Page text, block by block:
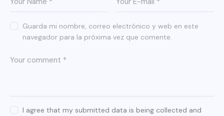
Guarda mi nombre, correo electrónico y web en este
navegador para la próxima vez que comente.
I agree that my submitted data is being collected and